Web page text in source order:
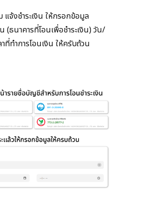
จ้งชำระเงิน ให้กรอกข้อมูล
(ธนาคารที่โอนเพื่อชำระเงิน) วัน/
ที่ทำการโอนเงิน ให้ครับถ้วน